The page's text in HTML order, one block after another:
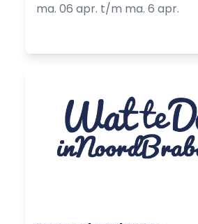
ma. 06 apr. t/m ma. 6 apr.